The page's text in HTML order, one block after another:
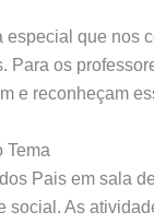
especial que nos
Para os
e reconheçam
Tema
Pais em sala
social. As